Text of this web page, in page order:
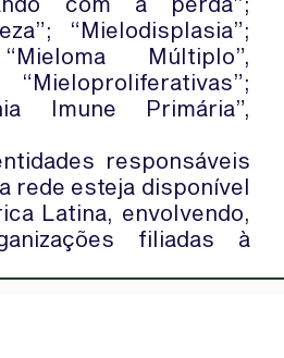
“Mielodisplasia”;
Múltiplo”,
Imune Primária”,
responsáveis
rede esteja disponível
Latina, envolvendo,
filiadas à